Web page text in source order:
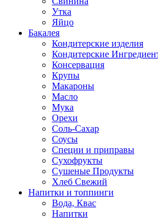
Утка
Яйцо
Бакалея
Кондитерские изделия
Кондитерские
Консервация
Крупы
Макароны
Масло
Мука
Орехи
Соль-Сахар
Соусы
Специи и приправы
Сухофрукты
Сушеные Продукты
Хлеб Свежий
Напитки и топпинги
Вода, Квас
Напитки